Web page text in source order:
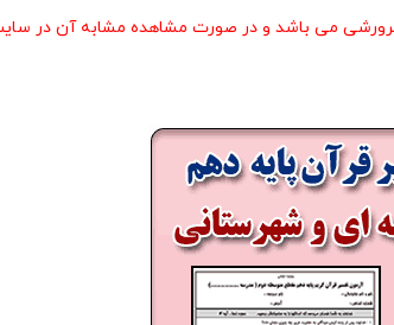
می باشد و در صورت مشاهده مشابه آن در سایت